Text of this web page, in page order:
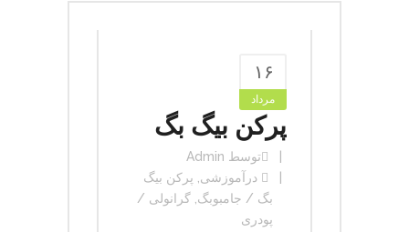
۱۶
مرداد
پرکن بیگ بگ
توسط Admin
در آموزشی پرکن بیگ
بگ / جامبوبگ گرانولی /
پودری